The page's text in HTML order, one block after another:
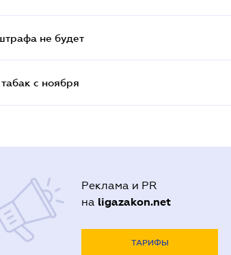
не будет
с ноября
Реклама и PR
на ligazakon.net
ТАРИФЫ